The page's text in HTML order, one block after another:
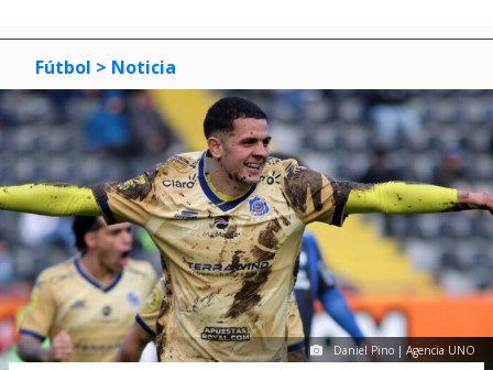
Fútbol > Noticia
Daniel Pino | Agencia UNO